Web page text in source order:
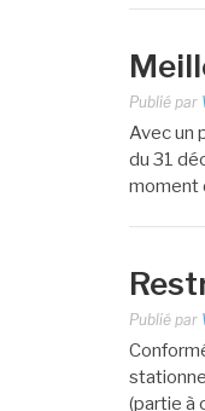
Publié par
Avec un
du 31
moment
Publié par
(partie à